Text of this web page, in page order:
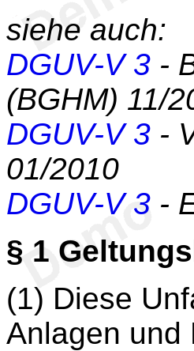
siehe auch:
DGUV-V 3 -
(BGHM) 11/
DGUV-V 3 -
01/2010
DGUV-V 3 -
§ 1
(1) Diese
Anlagen und